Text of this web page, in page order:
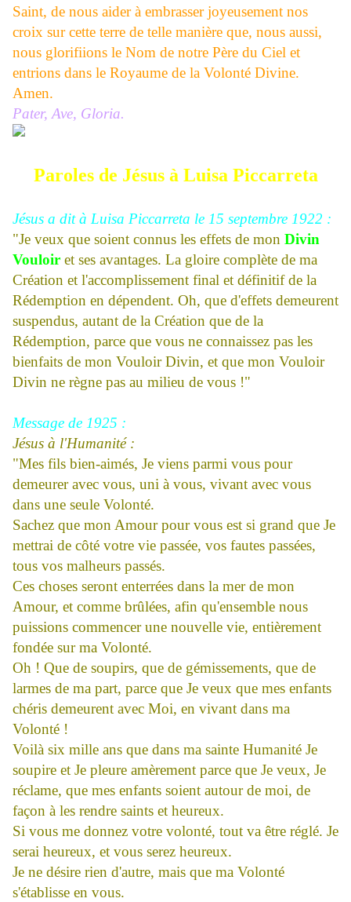
Saint, de nous aider à embrasser joyeusement nos
croix sur cette terre de telle manière que, nous aussi,
nous glorifiions le Nom de notre Père du Ciel et
entrions dans le Royaume de la Volonté Divine.
Amen.
Pater, Ave, Gloria.
Paroles de Jésus à Luisa Piccarreta
Jésus a dit à Luisa Piccarreta le 15 septembre 1922 :
"Je veux que soient connus les effets de mon Divin
Vouloir et ses avantages. La gloire complète de ma
Création et l'accomplissement final et définitif de la
Rédemption en dépendent. Oh, que d'effets demeurent
suspendus, autant de la Création que de la
Rédemption, parce que vous ne connaissez pas les
bienfaits de mon Vouloir Divin, et que mon Vouloir
Divin ne règne pas au milieu de vous !"
Message de 1925 :
Jésus à l'Humanité :
"Mes fils bien-aimés, Je viens parmi vous pour
demeurer avec vous, uni à vous, vivant avec vous
dans une seule Volonté.
Sachez que mon Amour pour vous est si grand que Je
mettrai de côté votre vie passée, vos fautes passées,
tous vos malheurs passés.
Ces choses seront enterrées dans la mer de mon
Amour, et comme brûlées, afin qu'ensemble nous
puissions commencer une nouvelle vie, entièrement
fondée sur ma Volonté.
Oh ! Que de soupirs, que de gémissements, que de
larmes de ma part, parce que Je veux que mes enfants
chéris demeurent avec Moi, en vivant dans ma
Volonté !
Voilà six mille ans que dans ma sainte Humanité Je
soupire et Je pleure amèrement parce que Je veux, Je
réclame, que mes enfants soient autour de moi, de
façon à les rendre saints et heureux.
Si vous me donnez votre volonté, tout va être réglé. Je
serai heureux, et vous serez heureux.
Je ne désire rien d'autre, mais que ma Volonté
s'établisse en vous.